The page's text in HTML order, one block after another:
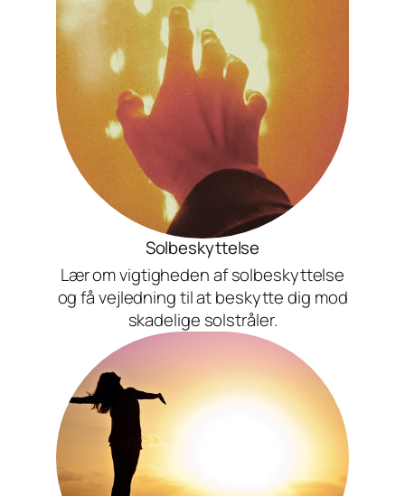
Solbeskyttelse
Lær om vigtigheden af solbeskyttelse
og få vejledning til at beskytte dig mod
skadelige solstråler.